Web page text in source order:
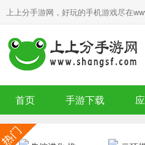
上上分手游网，好玩的手机游戏尽在
首页 手游下载